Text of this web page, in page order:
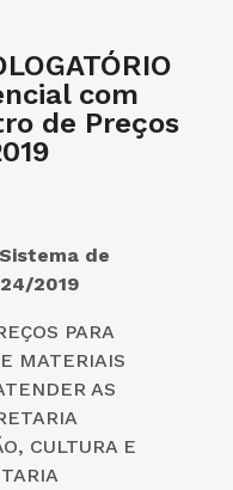
com
de Preços
de
24/2019
PARA
MATERIAIS
AS
CULTURA E